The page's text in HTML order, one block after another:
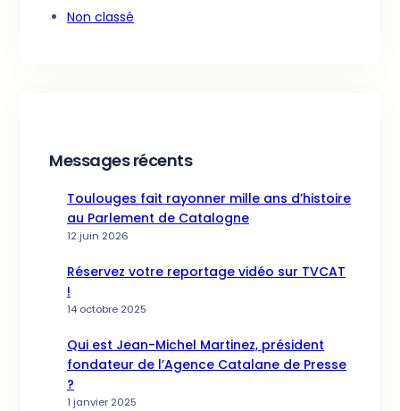
Non classé
Messages récents
Toulouges fait rayonner mille ans d’histoire
au Parlement de Catalogne
12 juin 2026
Réservez votre reportage vidéo sur TVCAT
!
14 octobre 2025
Qui est Jean-Michel Martinez, président
fondateur de l’Agence Catalane de Presse
?
1 janvier 2025